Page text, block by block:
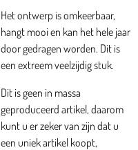
Het ontwerp is omkeerbaar,
hangt mooi en kan het hele jaar
door gedragen worden. Dit is
een extreem veelzijdig stuk.
Dit is geen in massa
geproduceerd artikel, daarom
kunt u er zeker van zijn dat u
een uniek artikel koopt,